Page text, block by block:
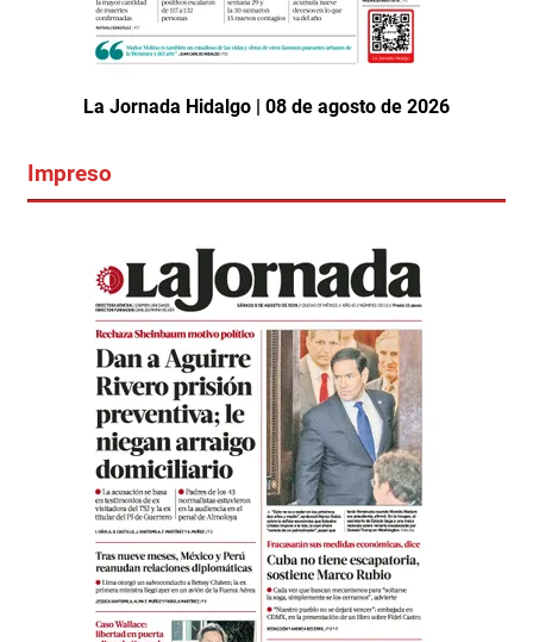
La Jornada Hidalgo | 08 de agosto de 2026
Impreso